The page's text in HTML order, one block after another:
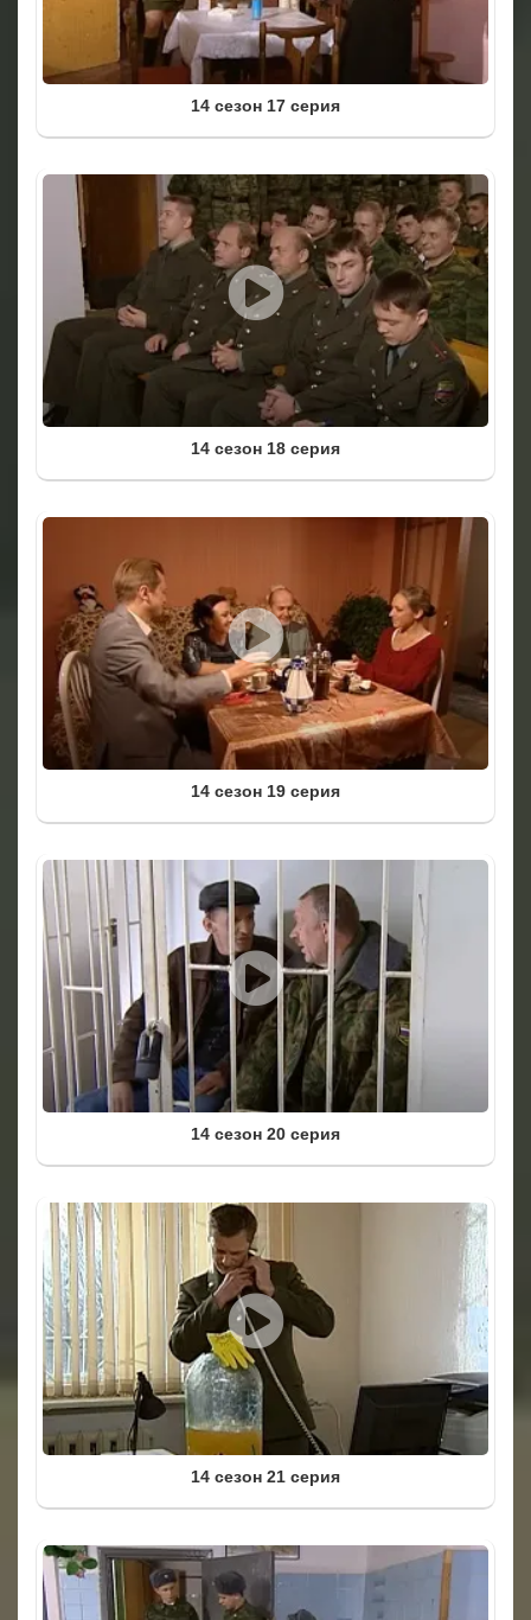
14 сезон 17 серия
14 сезон 18 серия
14 сезон 19 серия
14 сезон 20 серия
14 сезон 21 серия